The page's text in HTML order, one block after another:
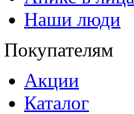
Наши люди
Покупателям
Акции
Каталог